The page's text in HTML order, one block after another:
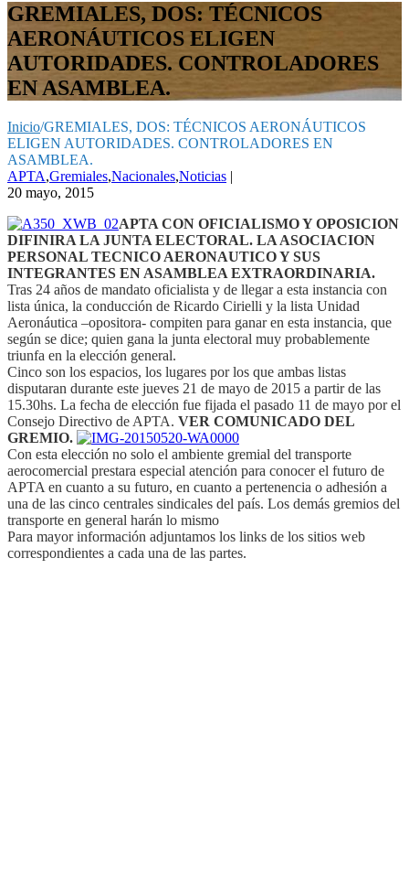
GREMIALES, DOS: TÉCNICOS
AERONÁUTICOS ELIGEN
AUTORIDADES. CONTROLADORES
EN ASAMBLEA.
Inicio/GREMIALES, DOS: TÉCNICOS AERONÁUTICOS
ELIGEN AUTORIDADES. CONTROLADORES EN
ASAMBLEA.
APTA,Gremiales,Nacionales,Noticias |
20 mayo, 2015
APTA CON OFICIALISMO Y OPOSICION
DIFINIRA LA JUNTA ELECTORAL. LA ASOCIACION
PERSONAL TECNICO AERONAUTICO Y SUS
INTEGRANTES EN ASAMBLEA EXTRAORDINARIA.
Tras 24 años de mandato oficialista y de llegar a esta instancia con
lista única, la conducción de Ricardo Cirielli y la lista Unidad
Aeronáutica –opositora- compiten para ganar en esta instancia, que
según se dice; quien gana la junta electoral muy probablemente
triunfa en la elección general.
Cinco son los espacios, los lugares por los que ambas listas
disputaran durante este jueves 21 de mayo de 2015 a partir de las
15.30hs. La fecha de elección fue fijada el pasado 11 de mayo por el
Consejo Directivo de APTA. VER COMUNICADO DEL
GREMIO.
Con esta elección no solo el ambiente gremial del transporte
aerocomercial prestara especial atención para conocer el futuro de
APTA en cuanto a su futuro, en cuanto a pertenencia o adhesión a
una de las cinco centrales sindicales del país. Los demás gremios del
transporte en general harán lo mismo
Para mayor información adjuntamos los links de los sitios web
correspondientes a cada una de las partes.